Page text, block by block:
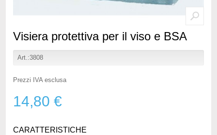
Visiera protettiva per il viso e BSA
Art.:3808
Prezzi IVA esclusa
14,80 €
CARATTERISTICHE